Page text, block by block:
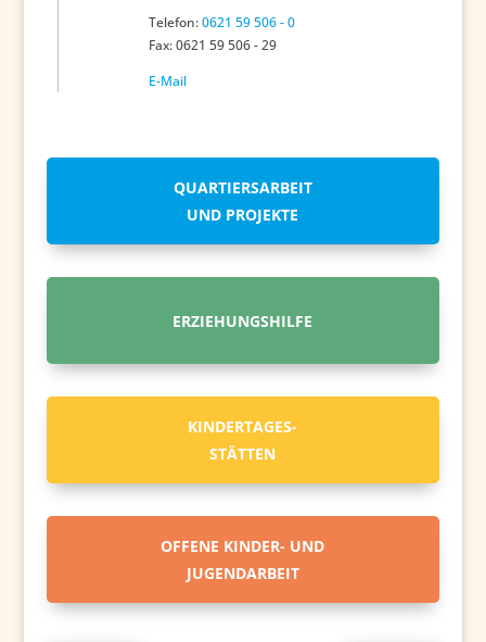
Telefon:0621 59 506 - 0
Fax: 0621 59 506 - 29
E-Mail
QUARTIERSARBEIT
UND PROJEKTE
ERZIEHUNGSHILFE
KINDERTAGES-
STÄTTEN
OFFENE KINDER- UND
JUGENDARBEIT